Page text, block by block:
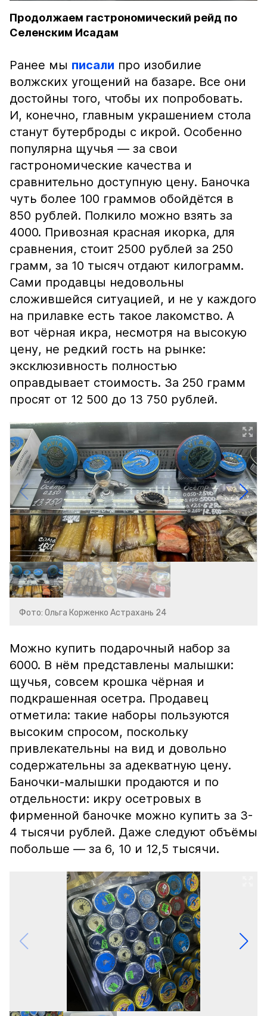
Продолжаем гастрономический рейд по
Селенским Исадам
Ранее мы писали про изобилие
волжских угощений на базаре. Все они
достойны того, чтобы их попробовать.
И, конечно, главным украшением стола
станут бутерброды с икрой. Особенно
популярна щучья — за свои
гастрономические качества и
сравнительно доступную цену. Баночка
чуть более 100 граммов обойдётся в
850 рублей. Полкило можно взять за
4000. Привозная красная икорка, для
сравнения, стоит 2500 рублей за 250
грамм, за 10 тысяч отдают килограмм.
Сами продавцы недовольны
сложившейся ситуацией, и не у каждого
на прилавке есть такое лакомство. А
вот чёрная икра, несмотря на высокую
цену, не редкий гость на рынке:
эксклюзивность полностью
оправдывает стоимость. За 250 грамм
просят от 12 500 до 13 750 рублей.
Фото: Ольга Корженко Астрахань 24
Можно купить подарочный набор за
6000. В нём представлены малышки:
щучья, совсем крошка чёрная и
подкрашенная осетра. Продавец
отметила: такие наборы пользуются
высоким спросом, поскольку
привлекательны на вид и довольно
содержательны за адекватную цену.
Баночки-малышки продаются и по
отдельности: икру осетровых в
фирменной баночке можно купить за 3-
4 тысячи рублей. Даже следуют объёмы
побольше — за 6, 10 и 12,5 тысячи.